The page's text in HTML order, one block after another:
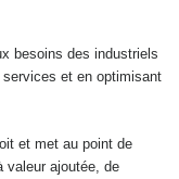
besoins des industriels
et en optimisant
et met au point de
valeur ajoutée, de